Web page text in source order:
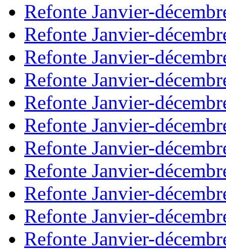
Refonte Janvier-
Refonte Janvier-
Refonte Janvier-
Refonte Janvier-
Refonte Janvier-
Refonte Janvier-
Refonte Janvier-
Refonte Janvier-
Refonte Janvier-
Refonte Janvier-
Refonte Janvier-